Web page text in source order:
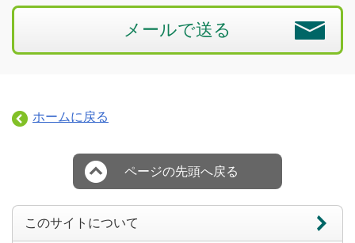
メールで送る
ホームに戻る
ページの先頭へ戻る
このサイトについて